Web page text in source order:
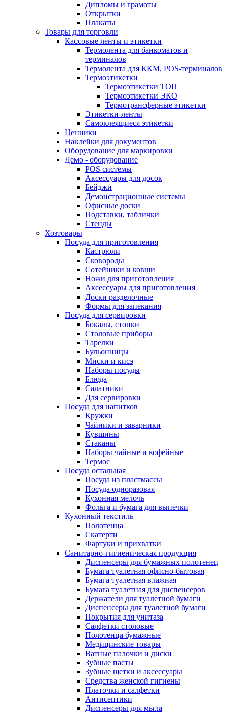
Дипломы и грамоты
Открытки
Плакаты
Товары для торговли
Кассовые ленты и этикетки
Термолента для банкоматов и
терминалов
Термолента для ККМ, POS-терминалов
Термоэтикетки
Термоэтикетки ТОП
Термоэтикетки ЭКО
Термотрансферные этикетки
Этикетки-ленты
Самоклеящиеся этикетки
Ценники
Наклейки для документов
Оборудование для маркировки
Демо - оборудование
POS системы
Аксессуары для досок
Бейджи
Демонстрационные системы
Офисные доски
Подставки, таблички
Стенды
Хозтовары
Посуда для приготовления
Кастрюли
Сковороды
Сотейники и ковши
Ножи для приготовления
Аксессуары для приготовления
Доски разделочные
Формы для запекания
Посуда для сервировки
Бокалы, стопки
Столовые приборы
Тарелки
Бульонницы
Миски и кисэ
Наборы посуды
Блюда
Салатники
Для сервировки
Посуда для напитков
Кружки
Чайники и заварники
Кувшины
Стаканы
Наборы чайные и кофейные
Термос
Посуда остальная
Посуда из пластмассы
Посуда одноразовая
Кухонная мелочь
Фольга и бумага для выпечки
Кухонный текстиль
Полотенца
Скатерти
Фартуки и прихватки
Санитарно-гигиеническая продукция
Диспенсеры для бумажных полотенец
Бумага туалетная офисно-бытовая
Бумага туалетная влажная
Бумага туалетная для диспенсеров
Держатели для туалетной бумаги
Диспенсеры для туалетной бумаги
Покрытия для унитаза
Салфетки столовые
Полотенца бумажные
Медицинские товары
Ватные палочки и диски
Зубные пасты
Зубные щетки и аксессуары
Средства женской гигиены
Платочки и салфетки
Антисептики
Диспенсеры для мыла